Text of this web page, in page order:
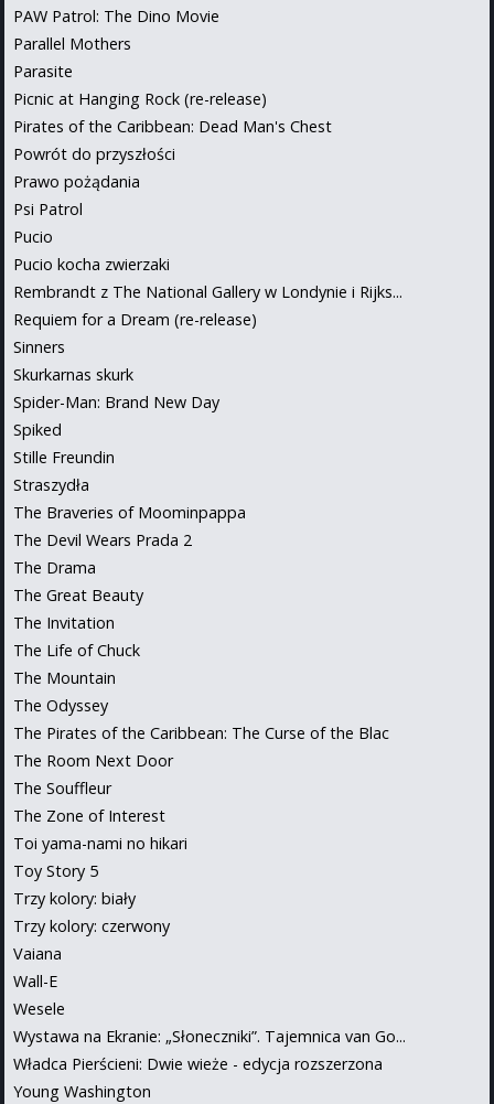
PAW Patrol: The Dino Movie
Parallel Mothers
Parasite
Picnic at Hanging Rock (re-release)
Pirates of the Caribbean: Dead Man's Chest
Powrót do przyszłości
Prawo pożądania
Psi Patrol
Pucio
Pucio kocha zwierzaki
Rembrandt z The National Gallery w Londynie i Rijks...
Requiem for a Dream (re-release)
Sinners
Skurkarnas skurk
Spider-Man: Brand New Day
Spiked
Stille Freundin
Straszydła
The Braveries of Moominpappa
The Devil Wears Prada 2
The Drama
The Great Beauty
The Invitation
The Life of Chuck
The Mountain
The Odyssey
The Pirates of the Caribbean: The Curse of the Blac
The Room Next Door
The Souffleur
The Zone of Interest
Toi yama-nami no hikari
Toy Story 5
Trzy kolory: biały
Trzy kolory: czerwony
Vaiana
Wall-E
Wesele
Wystawa na Ekranie: „Słoneczniki”. Tajemnica van Go...
Władca Pierścieni: Dwie wieże - edycja rozszerzona
Young Washington